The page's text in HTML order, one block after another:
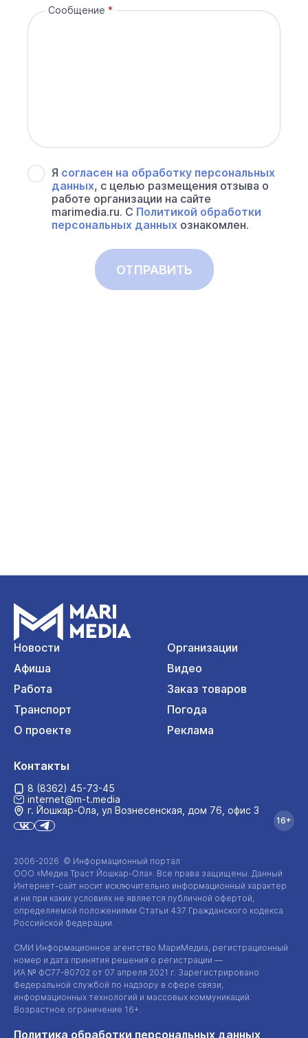
Сообщение
Я согласен на обработку персональных
данных, с целью размещения отзыва о
работе организации на сайте
marimedia.ru. С Политикой обработки
персональных данных ознакомлен.
ОТПРАВИТЬ
Новости
Организации
Афиша
Видео
Работа
Заказ товаров
Транспорт
Погода
О проекте
Реклама
2006-2026 © Информационный портал
ООО «Медиа Траст Йошкар-Ола». Все права защищены. Данный
Интернет-сайт носит исключительно информационный характер
и ни при каких условиях не является публичной офертой,
определяемой положениями Статьи 437 Гражданского кодекса
Российской Федерации.
СМИ Информационное агентство МариМедиа, регистрационный
номер и дата принятия решения о регистрации —
ИА № ФС77-80702 от 07 апреля 2021 г. Зарегистрировано
Федеральной службой по надзору в сфере связи,
информационных технологий и массовых коммуникаций.
Возрастное ограничение 16+.
Политика обработки персональных данных
Контакты
8 (8362) 45-73-45
internet@m-t.media
г. Йошкар‑Ола, ул Вознесенская, дом 76, офис 3
16+